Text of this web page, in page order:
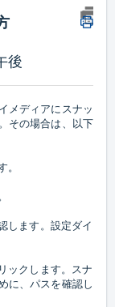
後
メディアにスナッ
その場合は、以下
します。設定ダイ
ックします。スナ
に、パスを確認し